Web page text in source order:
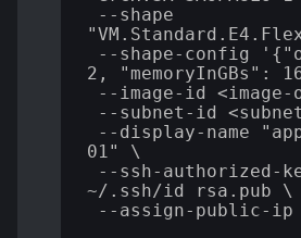
--shape
--shape-config
2, "memoryInGBs":
--image-id
--subnet-id
--display-name
01" \
--ssh-authorized-
~/.ssh/id_rsa.pub \
--assign-public-ip